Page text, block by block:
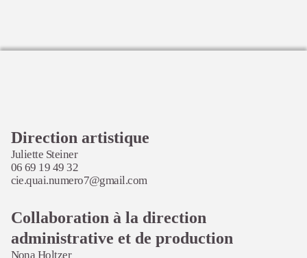
Direction artistique
Juliette Steiner
06 69 19 49 32
cie.quai.numero7@gmail.com
Collaboration à la direction
administrative et de production
Nona Holtzer